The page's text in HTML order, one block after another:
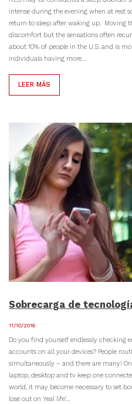
intense during the evening when at rest
return to sleep after waking up. Moving
discomfort but the sensations often
about 10% of people in the U.S. and is
individuals having more…
LEER MÁS
Sobrecarga de
11/10/2016
Do you find yourself endlessly checking
accounts on all your devices? People
simultaneously – and there are many!
laptop, desktop and tv keep one
world, it may become necessary to set
lose out on ‘real life’…